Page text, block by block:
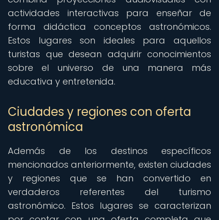
actividades interactivas para enseñar de
forma didáctica conceptos astronómicos.
Estos lugares son ideales para aquellos
turistas que desean adquirir conocimientos
sobre el universo de una manera más
educativa y entretenida.
Ciudades y regiones con oferta
astronómica
Además de los destinos específicos
mencionados anteriormente, existen ciudades
y regiones que se han convertido en
verdaderos referentes del turismo
astronómico. Estos lugares se caracterizan